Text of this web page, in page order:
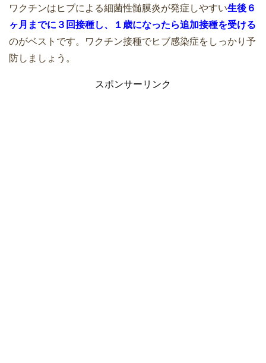
ワクチンはヒブによる細菌性髄膜炎が発症しやすい生後６
ヶ月までに３回接種し、１歳になったら追加接種を受ける
のがベストです。ワクチン接種でヒブ感染症をしっかり予
防しましょう。
スポンサーリンク